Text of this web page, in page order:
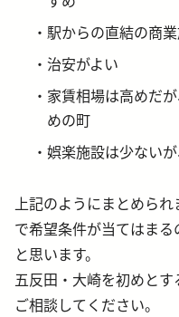
駅からの直結の商
治安がよい
家賃相場は高めだ
めの町
娯楽施設は少ない
上記のようにまとめら
で希望条件が当てはま
と思います。
五反田・大崎を初めと
ご相談してください。